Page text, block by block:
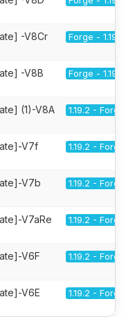
-V8Cr Forge - 1.19.2
-V8B Forge - 1.19.2
(1)-V8A 1.19.2 - Forge
V7f 1.19.2 - Forge
V7b 1.19.2 - Forge
V7aRe 1.19.2 - Forge
V6F 1.19.2 - Forge
V6E 1.19.2 - Forge